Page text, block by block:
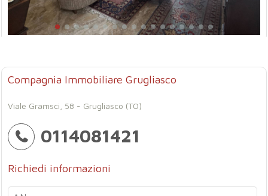
Compagnia Immobiliare Grugliasco
Viale Gramsci, 58 - Grugliasco (TO)
0114081421
Richiedi informazioni